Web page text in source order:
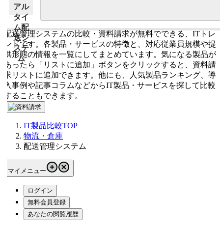
送管理システムの比較・資料請求が無料でできる、ITトレ
ドです。各製品・サービスの特徴と、対応従業員規模や提
形態の情報を一覧にしてまとめています。気になる製品が
ったら「リストに追加」ボタンをクリックすると、資料請
リストに追加できます。他にも、人気製品ランキング、導
事例や記事コラムなどからIT製品・サービスを探して比較
ることもできます。
IT製品比較TOP
物流・倉庫
配送管理システム
マイメニュー
ログイン
無料会員登録
あなたの閲覧履歴